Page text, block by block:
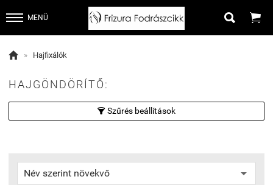
MENÜ  
 » Hajfixálók
HAJGÖNDÖRÍTŐ:
 Szűrés beállítások